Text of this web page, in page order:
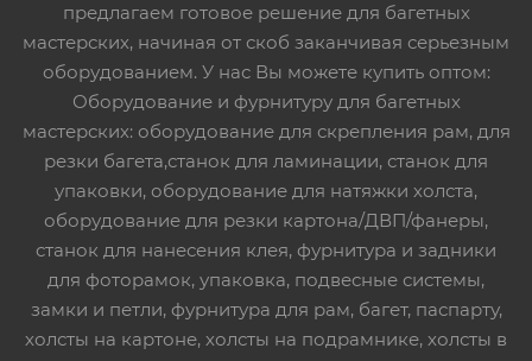
предлагаем готовое решение для багетных
мастерских, начиная от скоб заканчивая серьезным
оборудованием. У нас Вы можете купить оптом:
Оборудование и фурнитуру для багетных
мастерских: оборудование для скрепления рам, для
резки багета,станок для ламинации, станок для
упаковки, оборудование для натяжки холста,
оборудование для резки картона/ДВП/фанеры,
станок для нанесения клея, фурнитура и задники
для фоторамок, упаковка, подвесные системы,
замки и петли, фурнитура для рам, багет, паспарту,
холсты на картоне, холсты на подрамнике, холсты в